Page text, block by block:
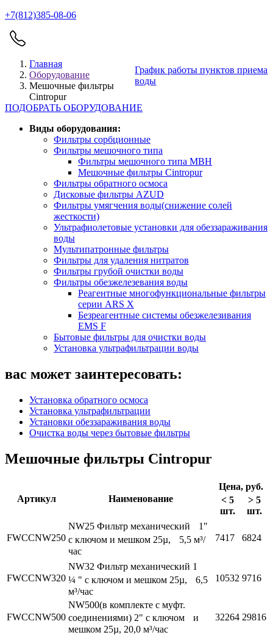
+7(812)385-08-06
Главная
Оборудование
Мешочные фильтры
Cintropur
График работы пунктов приема
воды
ПОДОБРАТЬ ОБОРУДОВАНИЕ
Виды оборудования:
Фильтры сорбционные
Фильтры мешочного типа
Фильтры мешочного типа MBН
Мешочные фильтры Cintropur
Фильтры обратного осмоса
Дисковые фильтры AZUD
Фильтры умягчения воды(снижение солей
жесткости)
Ультрафиолетовые установки для обеззараживания
воды
Мультипатронные фильтры
Фильтры для удаления нитратов
Фильтры грубой очистки воды
Фильтры обезжелезевания воды
Реагентные многофункциональные фильтры
серии ARS X
Безреагентные системы обезжелезивания
EMS F
Бытовые фильтры для очистки воды
Установка ультрафильтрации воды
вас может заинтересовать:
Установка обратного осмоса
Установка ультрафильтрации
Установки обеззараживания воды
Очистка воды через бытовые фильтры
Мешочные фильтры Cintropur
Артикул Наименование
Цена, руб.
< 5
шт.
> 5
шт.
FWCCNW250
NW25 Фильтр механический 1"
с ключом и мешком 25µ, 5,5 м³/
час
7417 6824
FWCCNW320
NW32 Фильтр механический 1
¼ " с ключом и мешком 25µ, 6,5
м³/час
10532 9716
FWCCNW500
NW500(в комплекте с муфт.
соединениями) 2" с ключом и
мешком 25µ, 20,0 м³/час
32264 29816